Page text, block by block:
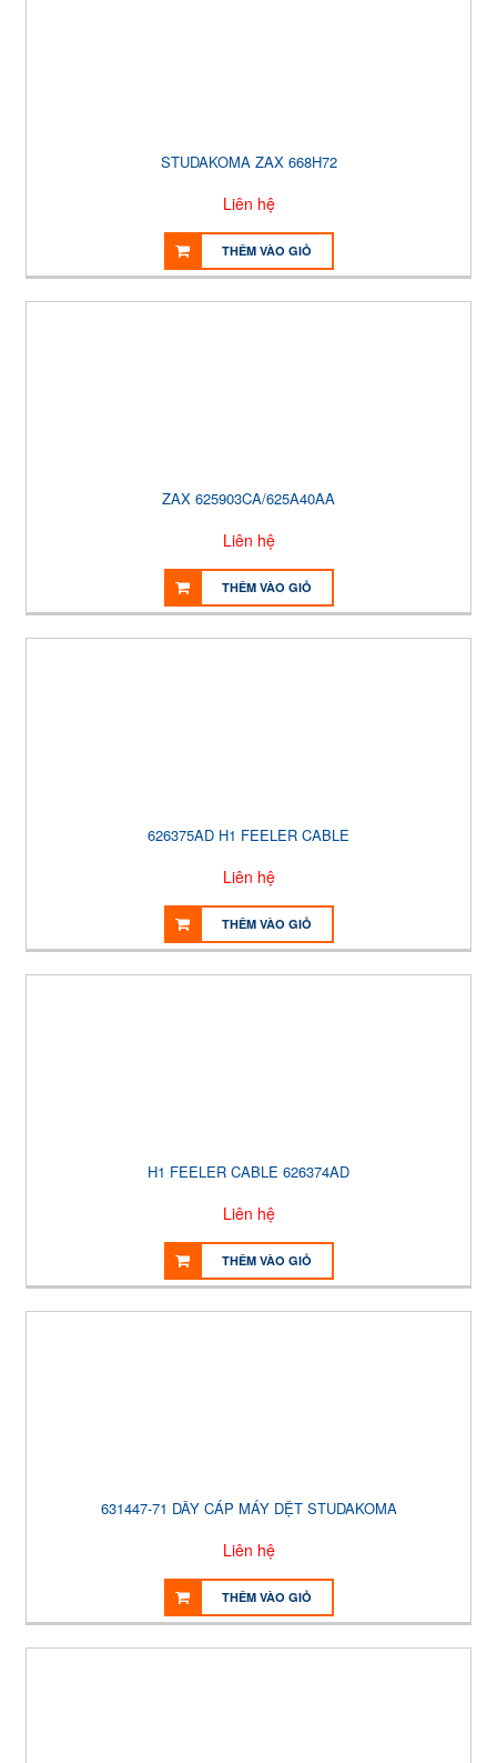
STUDAKOMA ZAX 668H72
Liên hệ
THÊM VÀO GIỎ
ZAX 625903CA/625A40AA
Liên hệ
THÊM VÀO GIỎ
626375AD H1 FEELER CABLE
Liên hệ
THÊM VÀO GIỎ
H1 FEELER CABLE 626374AD
Liên hệ
THÊM VÀO GIỎ
631447-71 DÂY CÁP MÁY DỆT STUDAKOMA
Liên hệ
THÊM VÀO GIỎ